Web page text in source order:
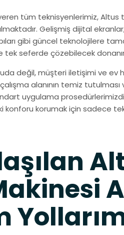
tüm teknisyenlerimiz, Altus
Gelişmiş dijital ekranlar,
gibi güncel teknolojilere
tek seferde çözebilecek
değil, müşteri iletişimi ve ev
alanının temiz tutulması
uygulama
konforu korumak için sadece